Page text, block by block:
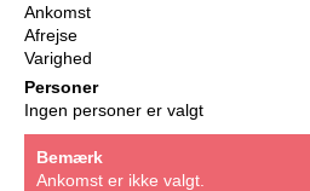
Ankomst
Afrejse
Varighed
Personer
Ingen personer er valgt
Bemærk
Ankomst er ikke valgt.